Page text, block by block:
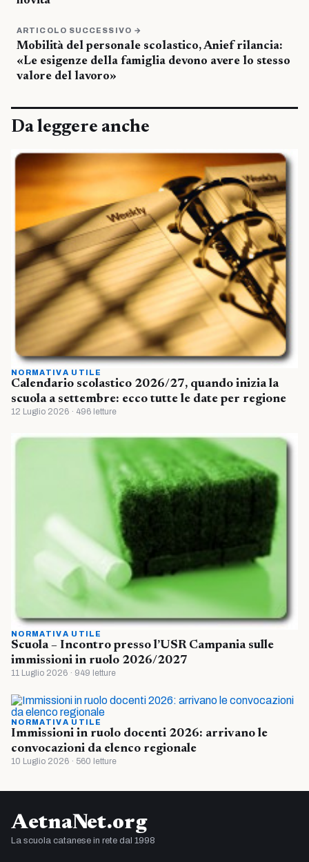
ARTICOLO SUCCESSIVO →
Mobilità del personale scolastico, Anief rilancia:
«Le esigenze della famiglia devono avere lo stesso
valore del lavoro»
Da leggere anche
NORMATIVA UTILE
Calendario scolastico 2026/27, quando inizia la
scuola a settembre: ecco tutte le date per regione
12 Luglio 2026 · 496 letture
NORMATIVA UTILE
Scuola – Incontro presso l’USR Campania sulle
immissioni in ruolo 2026/2027
11 Luglio 2026 · 949 letture
NORMATIVA UTILE
Immissioni in ruolo docenti 2026: arrivano le
convocazioni da elenco regionale
10 Luglio 2026 · 560 letture
AetnaNet.org
La scuola catanese in rete dal 1998